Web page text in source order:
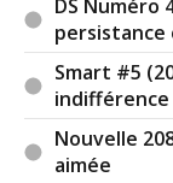
DS Numéro
Smart #5
indifférence
Nouvelle
aimée